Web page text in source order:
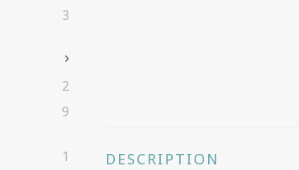
3
2
9
1
DESCRIPTION